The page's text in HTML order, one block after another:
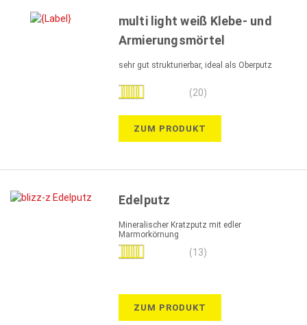
multi light weiß Klebe- und
Armierungsmörtel
sehr gut strukturierbar, ideal als Oberputz
Bewertung: (20)
ZUM PRODUKT
Edelputz
Mineralischer Kratzputz mit edler
Marmorkörnung
Bewertung:
(13)
ZUM PRODUKT